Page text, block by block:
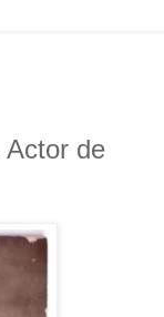
Actor de